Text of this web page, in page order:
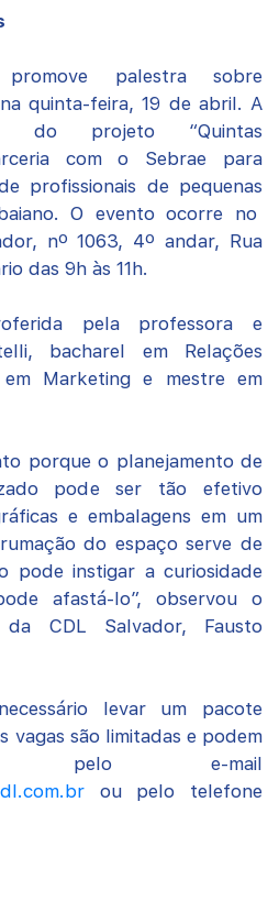
palestra sobre
quinta-feira, 19 de abril. A
do projeto “Quintas
com o Sebrae para
profissionais de pequenas
O evento ocorre no
nº 1063, 4º andar, Rua
das 9h às 11h.
pela professora e
bacharel em Relações
em Marketing e mestre em
porque o planejamento de
pode ser tão efetivo
e embalagens em um
do espaço serve de
pode instigar a curiosidade
afastá-lo”, observou o
da CDL Salvador, Fausto
levar um pacote
vagas são limitadas e podem
pelo e-mail
ou pelo telefone